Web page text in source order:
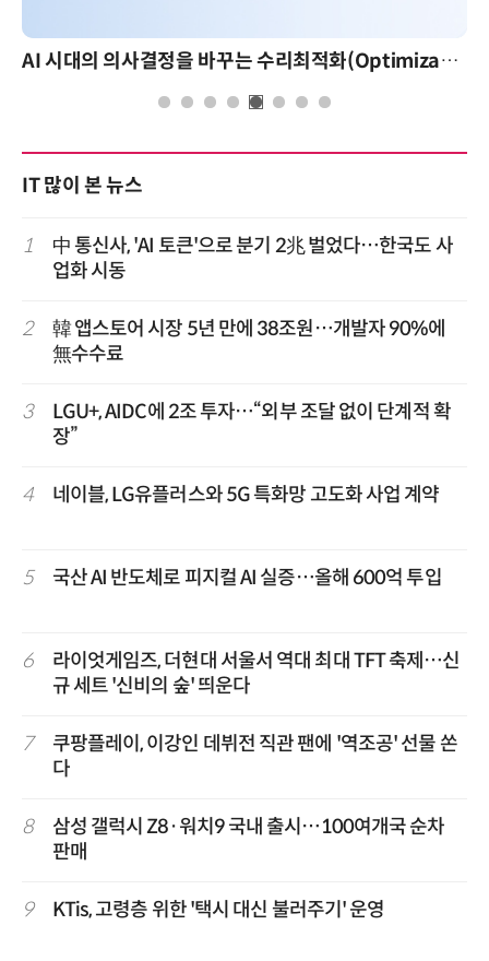
AI 시대의 의사결정을 바꾸는 수리최적화(Optimization): 실제 산업 적용 사례와 활용 전략
IT 많이 본 뉴스
1
中 통신사, 'AI 토큰'으로 분기 2兆 벌었다…한국도 사
업화 시동
2
韓 앱스토어 시장 5년 만에 38조원…개발자 90%에
無수수료
3
LGU+, AIDC에 2조 투자…“외부 조달 없이 단계적 확
장”
4 네이블, LG유플러스와 5G 특화망 고도화 사업 계약
5 국산 AI 반도체로 피지컬 AI 실증…올해 600억 투입
6
라이엇게임즈, 더현대 서울서 역대 최대 TFT 축제…신
규 세트 '신비의 숲' 띄운다
7
쿠팡플레이, 이강인 데뷔전 직관 팬에 '역조공' 선물 쏜
다
8
삼성 갤럭시 Z8·워치9 국내 출시…100여개국 순차
판매
9 KTis, 고령층 위한 '택시 대신 불러주기' 운영